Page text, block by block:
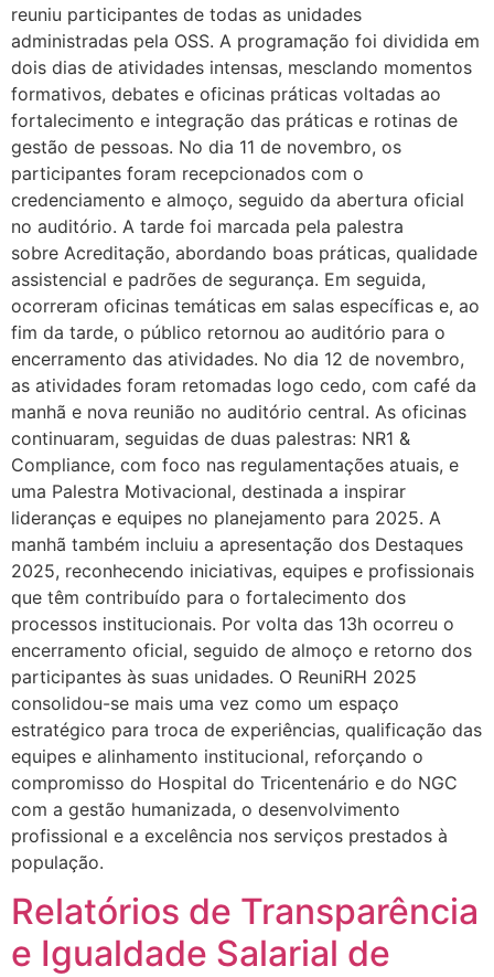
reuniu participantes de todas as unidades
administradas pela OSS. A programação foi dividida em
dois dias de atividades intensas, mesclando momentos
formativos, debates e oficinas práticas voltadas ao
fortalecimento e integração das práticas e rotinas de
gestão de pessoas. No dia 11 de novembro, os
participantes foram recepcionados com o
credenciamento e almoço, seguido da abertura oficial
no auditório. A tarde foi marcada pela palestra
sobre Acreditação, abordando boas práticas, qualidade
assistencial e padrões de segurança. Em seguida,
ocorreram oficinas temáticas em salas específicas e, ao
fim da tarde, o público retornou ao auditório para o
encerramento das atividades. No dia 12 de novembro,
as atividades foram retomadas logo cedo, com café da
manhã e nova reunião no auditório central. As oficinas
continuaram, seguidas de duas palestras: NR1 &
Compliance, com foco nas regulamentações atuais, e
uma Palestra Motivacional, destinada a inspirar
lideranças e equipes no planejamento para 2025. A
manhã também incluiu a apresentação dos Destaques
2025, reconhecendo iniciativas, equipes e profissionais
que têm contribuído para o fortalecimento dos
processos institucionais. Por volta das 13h ocorreu o
encerramento oficial, seguido de almoço e retorno dos
participantes às suas unidades. O ReuniRH 2025
consolidou-se mais uma vez como um espaço
estratégico para troca de experiências, qualificação das
equipes e alinhamento institucional, reforçando o
compromisso do Hospital do Tricentenário e do NGC
com a gestão humanizada, o desenvolvimento
profissional e a excelência nos serviços prestados à
população.
Relatórios de Transparência
e Igualdade Salarial de